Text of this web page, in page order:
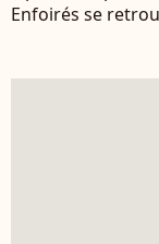
Enfoirés se